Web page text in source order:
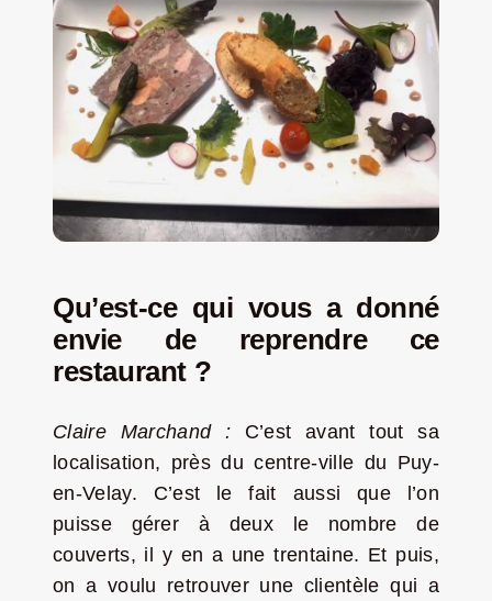
Qu’est-ce qui vous a donné
envie de reprendre ce
restaurant ?
Claire Marchand : C’est avant tout sa
localisation, près du centre-ville du Puy-
en-Velay. C’est le fait aussi que l’on
puisse gérer à deux le nombre de
couverts, il y en a une trentaine. Et puis,
on a voulu retrouver une clientèle qui a